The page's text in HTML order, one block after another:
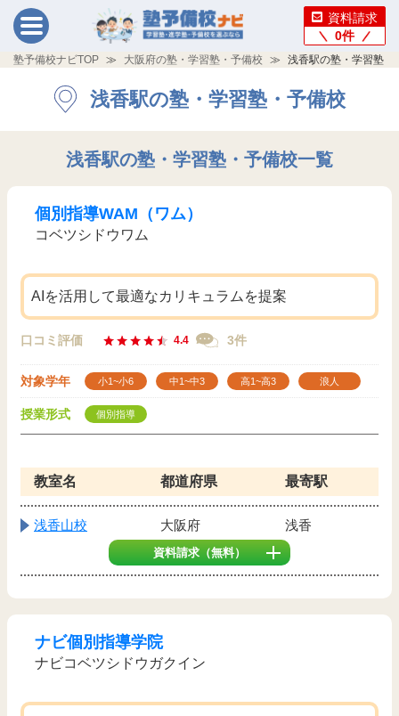
資料請求
0件
塾予備校ナビTOP 大阪府の塾・学習塾・予備校 浅香駅の塾・学習塾・
浅香駅の塾・学習塾・予備校
浅香駅の塾・学習塾・予備校一覧
個別指導WAM（ワム）
コベツシドウワム
AIを活用して最適なカリキュラムを提案
口コミ評価 4.4 3件
対象学年 小1~小6 中1~中3 高1~高3 浪人
授業形式 個別指導
教室名 都道府県 最寄駅
浅香山校 大阪府 浅香
資料請求（無料）
ナビ個別指導学院
ナビコベツシドウガクイン